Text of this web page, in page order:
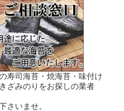
寿司海苔・焼海苔・味付け
ざみのりをお探しの業者
さいませ。